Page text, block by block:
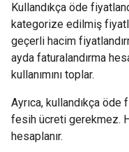
Kullandıkça öde
kategorize edilmiş
geçerli hacim
ayda faturalandırma
kullanımını toplar.
Ayrıca, kullandıkça
fesih ücreti gerekmez.
hesaplanır.